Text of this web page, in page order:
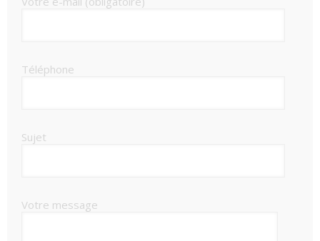
Téléphone
Sujet
Votre message